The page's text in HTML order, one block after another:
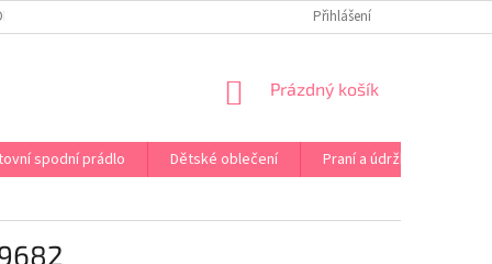
PRÁDLA NA MÍRU DOPRAVA A PLATBA ČR A EU
Přihlášení
NÁKUPNÍ
Prázdný košík
spodní prádlo Dětské oblečení Praní a údržba